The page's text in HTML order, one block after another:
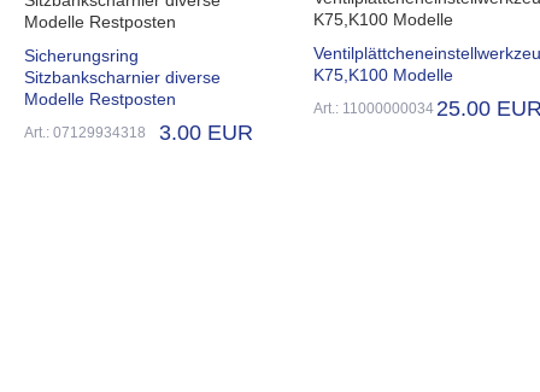
Sicherungsring
Sitzbankscharnier diverse
Modelle Restposten
Art.: 07129934318 3.00 EUR
K75,K100 Modelle
Art.: 11000000034 25.00